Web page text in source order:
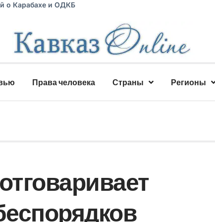
о Карабахе и ОДКБ
Права человека Страны Регионы